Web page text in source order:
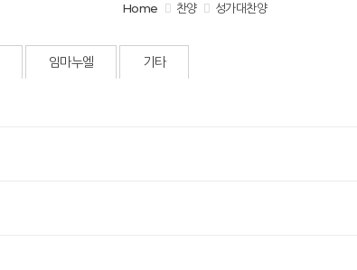
Home 찬양 성가대찬양
임마누엘 기타